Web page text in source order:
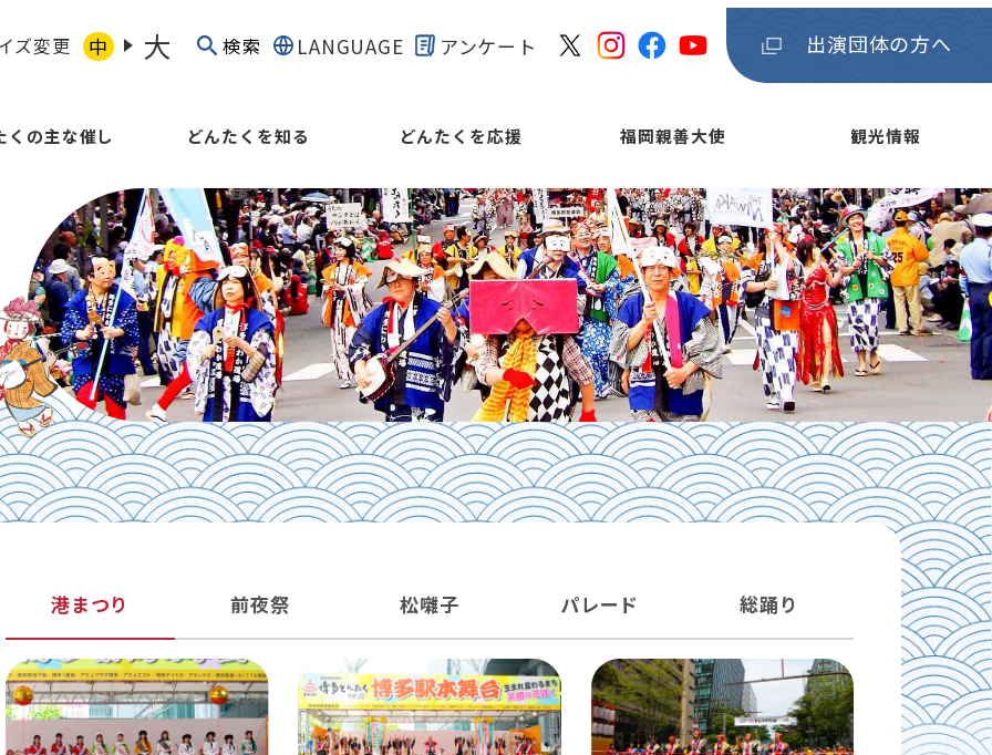
ズ変更 中 大 検索 LANGUAGE アンケート 出演団体の方へ
くの主な催し どんたくを知る どんたくを応援 福岡親善大使 観光情報
港まつり 前夜祭 松囃子 パレード 総踊り